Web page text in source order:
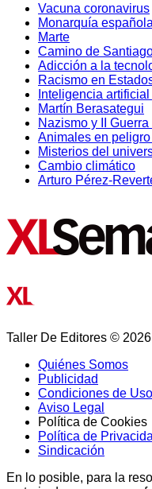
Vacuna coronavirus
Monarquía española
Marte
Camino de
Adicción a la
Racismo en
Inteligencia
Martín Berasategui
Nazismo y II Guerra
Animales en
Misterios del
Cambio climático
Arturo Pérez-
Taller De Editores © 2026
Quiénes Somos
Publicidad
Condiciones de Uso
Aviso Legal
Política de Cookies
Política de
Sindicación
En lo posible, para la